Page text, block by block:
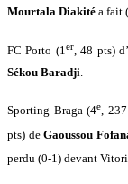
Mourtala Diakité a fait
FC Porto (1 er, 48 pts) d’
Sékou Baradji
Sporting Braga (4e,
pts) de Gaoussou
perdu (0-1) devant